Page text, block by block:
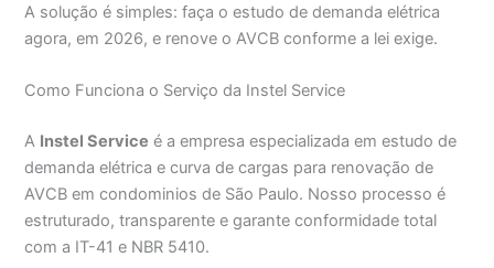
A solução é simples: faça o estudo de demanda elétrica
agora, em 2026, e renove o AVCB conforme a lei exige.
Como Funciona o Serviço da Instel Service
A Instel Service é a empresa especializada em estudo de
demanda elétrica e curva de cargas para renovação de
AVCB em condominios de São Paulo. Nosso processo é
estruturado, transparente e garante conformidade total
com a IT-41 e NBR 5410.